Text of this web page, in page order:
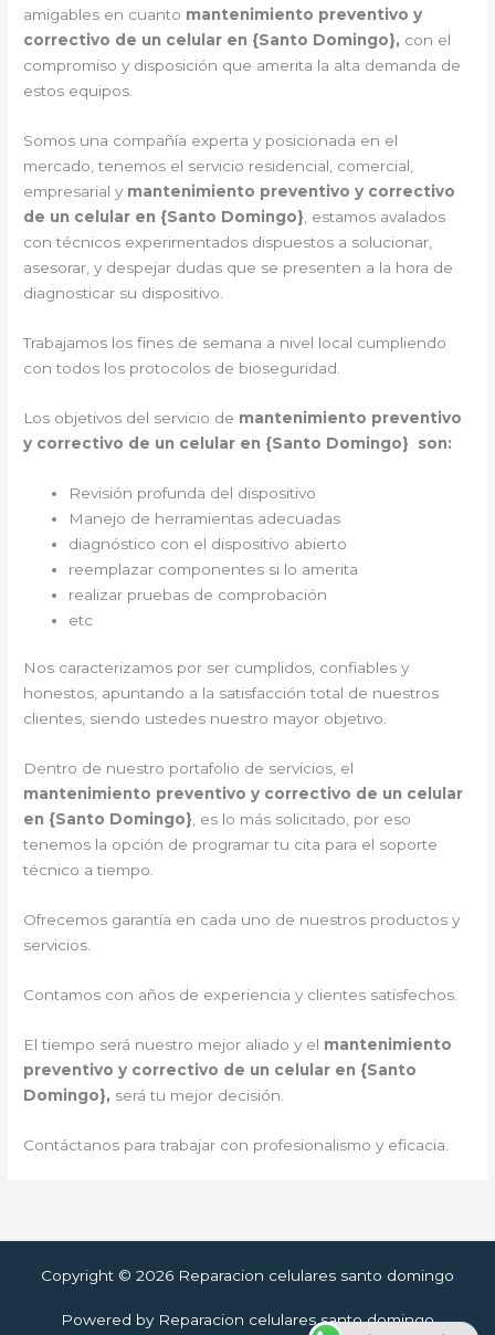
amigables en cuanto mantenimiento preventivo y
correctivo de un celular en {Santo Domingo}, con el
compromiso y disposición que amerita la alta demanda de
estos equipos.
Somos una compañía experta y posicionada en el
mercado, tenemos el servicio residencial, comercial,
empresarial y mantenimiento preventivo y correctivo
de un celular en {Santo Domingo} , estamos avalados
con técnicos experimentados dispuestos a solucionar,
asesorar, y despejar dudas que se presenten a la hora de
diagnosticar su dispositivo.
Trabajamos los fines de semana a nivel local cumpliendo
con todos los protocolos de bioseguridad.
Los objetivos del servicio de mantenimiento preventivo
y correctivo de un celular en {Santo Domingo} son:
Revisión profunda del dispositivo
Manejo de herramientas adecuadas
diagnóstico con el dispositivo abierto
reemplazar componentes si lo amerita
realizar pruebas de comprobación
etc
Nos caracterizamos por ser cumplidos, confiables y
honestos, apuntando a la satisfacción total de nuestros
clientes, siendo ustedes nuestro mayor objetivo.
Dentro de nuestro portafolio de servicios, el
mantenimiento preventivo y correctivo de un celular
en {Santo Domingo} , es lo más solicitado, por eso
tenemos la opción de programar tu cita para el soporte
técnico a tiempo.
Ofrecemos garantía en cada uno de nuestros productos y
servicios.
Contamos con años de experiencia y clientes satisfechos.
El tiempo será nuestro mejor aliado y el mantenimiento
preventivo y correctivo de un celular en {Santo
Domingo}, será tu mejor decisión.
Contáctanos para trabajar con profesionalismo y eficacia.
Copyright © 2026 Reparacion celulares santo domingo
Powered by Reparacion celulares santo domingo